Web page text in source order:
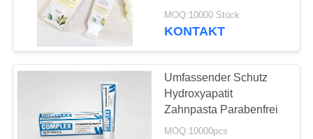
Zahnweißungs-
Pulver
17
Mineralhydroxyapatit,
gesundes Zahnfleisch
MOQ:10000 Stück
KONTAKT
Umfassender Schutz
Hydroxyapatit
Zahnpasta Parabenfrei
MOQ:10000pcs